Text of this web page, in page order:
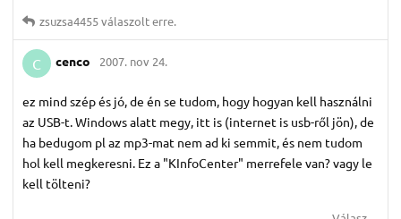
zsuzsa4455válaszolt erre.
C cenco 2007. nov 24.
ez mind szép és jó, de én se tudom, hogy hogyan kell használni
az USB-t. Windows alatt megy, itt is (internet is usb-ről jön), de
ha bedugom pl az mp3-mat nem ad ki semmit, és nem tudom
hol kell megkeresni. Ez a "KInfoCenter" merrefele van? vagy le
kell tölteni?